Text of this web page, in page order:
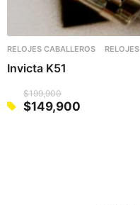
RELOJES CABALLEROS RELOJES
Invicta K51
$199,900
Original
$149,900